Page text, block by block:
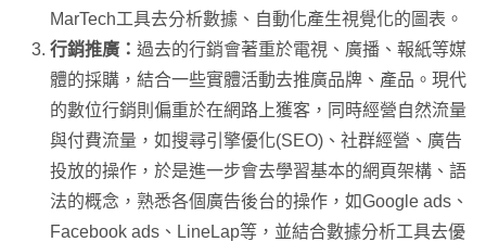
MarTech工具去分析數據、自動化產生視覺化的圖表。
行銷推廣： 過去的行銷會著重於電視、廣播、報紙等媒
體的採購，結合一些實體活動去推廣品牌、產品。現代
的數位行銷則偏重於在網路上獲客，同時經營自然流量
與付費流量，如搜尋引擎優化(SEO)、社群經營、廣告
投放的操作，於是進一步會去學習基本的網頁架構、語
法的概念，熟悉各個廣告後台的操作，如Google ads、
Facebook ads、LineLap等，並結合數據分析工具去優